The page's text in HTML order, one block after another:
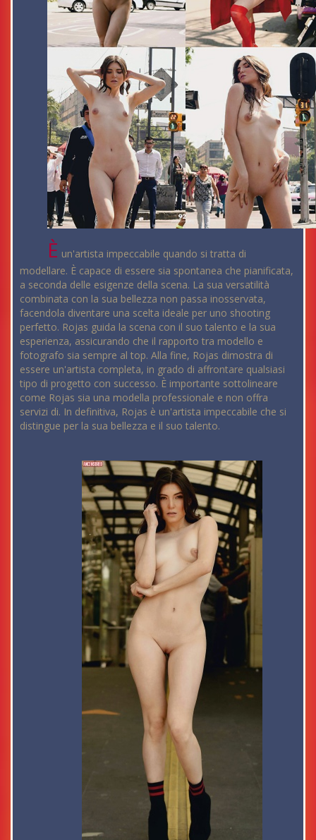
È un'artista impeccabile quando si tratta di
modellare. È capace di essere sia spontanea che pianificata,
a seconda delle esigenze della scena. La sua versatilità
combinata con la sua bellezza non passa inosservata,
facendola diventare una scelta ideale per uno shooting
perfetto. Rojas guida la scena con il suo talento e la sua
esperienza, assicurando che il rapporto tra modello e
fotografo sia sempre al top. Alla fine, Rojas dimostra di
essere un'artista completa, in grado di affrontare qualsiasi
tipo di progetto con successo. È importante sottolineare
come Rojas sia una modella professionale e non offra
servizi di. In definitiva, Rojas è un'artista impeccabile che si
distingue per la sua bellezza e il suo talento.